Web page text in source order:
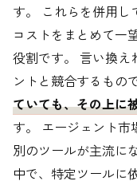
す。 これらを併用し
コストをまとめて一
役割です。 言い換え
ントと競合するもの
ていても、その上に
す。 エージェント市
別のツールが主流に
中で、特定ツールに